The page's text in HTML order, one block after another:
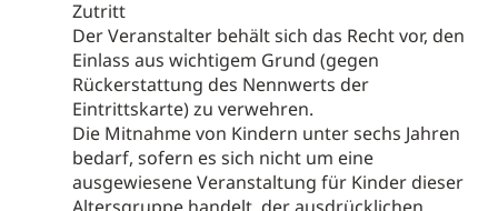
Zutritt
Der Veranstalter behält sich das Recht vor, den
Einlass aus wichtigem Grund (gegen
Rückerstattung des Nennwerts der
Eintrittskarte) zu verwehren.
Die Mitnahme von Kindern unter sechs Jahren
bedarf, sofern es sich nicht um eine
ausgewiesene Veranstaltung für Kinder dieser